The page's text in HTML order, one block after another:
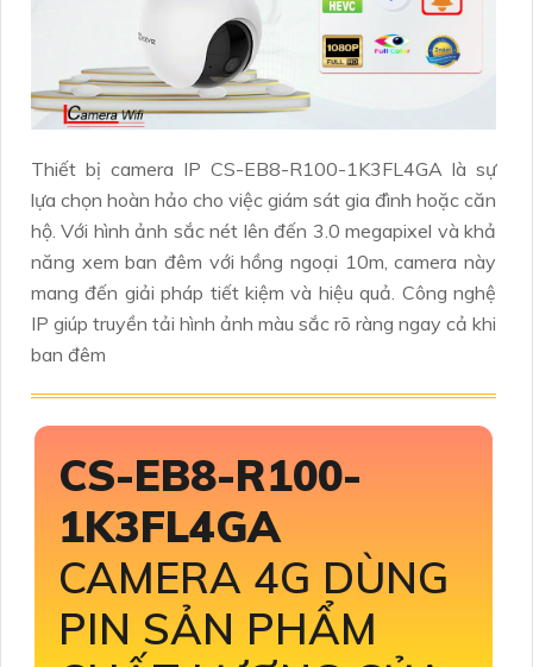
Thiết bị camera IP CS-EB8-R100-1K3FL4GA là sự
lựa chọn hoàn hảo cho việc giám sát gia đình hoặc căn
hộ. Với hình ảnh sắc nét lên đến 3.0 megapixel và khả
năng xem ban đêm với hồng ngoại 10m, camera này
mang đến giải pháp tiết kiệm và hiệu quả. Công nghệ
IP giúp truyền tải hình ảnh màu sắc rõ ràng ngay cả khi
ban đêm
CS-EB8-R100-
1K3FL4GA
CAMERA 4G DÙNG
PIN SẢN PHẨM